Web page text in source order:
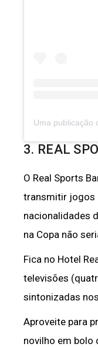
3. REAL
O Real Sports
transmitir jogos
nacionalidades
na Copa não
Fica no Hotel
televisões
sintonizadas
Aproveite para
novilho em bolo